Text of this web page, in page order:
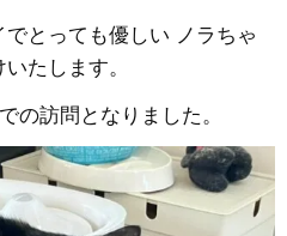
とっても優しい ノラちゃ
たします。
の訪問となりました。